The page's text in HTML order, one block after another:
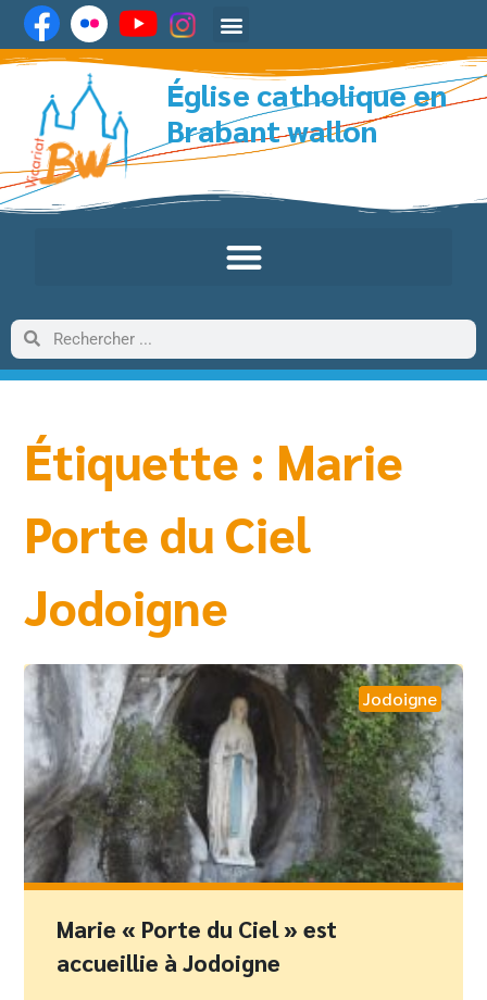
Église catholique en
Brabant wallon
Étiquette : Marie
Porte du Ciel
Jodoigne
Jodoigne
Marie « Porte du Ciel » est
accueillie à Jodoigne